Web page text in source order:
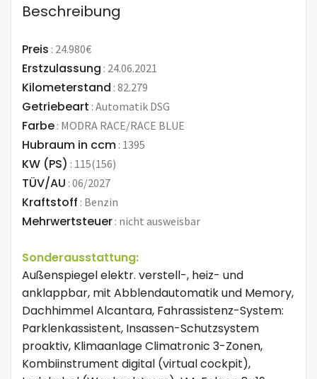
Beschreibung
Preis : 24.980€
Erstzulassung : 24.06.2021
Kilometerstand : 82.279
Getriebeart : Automatik DSG
Farbe : MODRA RACE/RACE BLUE
Hubraum in ccm : 1395
KW (PS) : 115(156)
TÜV/AU : 06/2027
Kraftstoff : Benzin
Mehrwertsteuer : nicht ausweisbar
Sonderausstattung:
Außenspiegel elektr. verstell-, heiz- und
anklappbar, mit Abblendautomatik und Memory,
Dachhimmel Alcantara, Fahrassistenz-System:
Parklenkassistent, Insassen-Schutzsystem
proaktiv, Klimaanlage Climatronic 3-Zonen,
Kombiinstrument digital (virtual cockpit),